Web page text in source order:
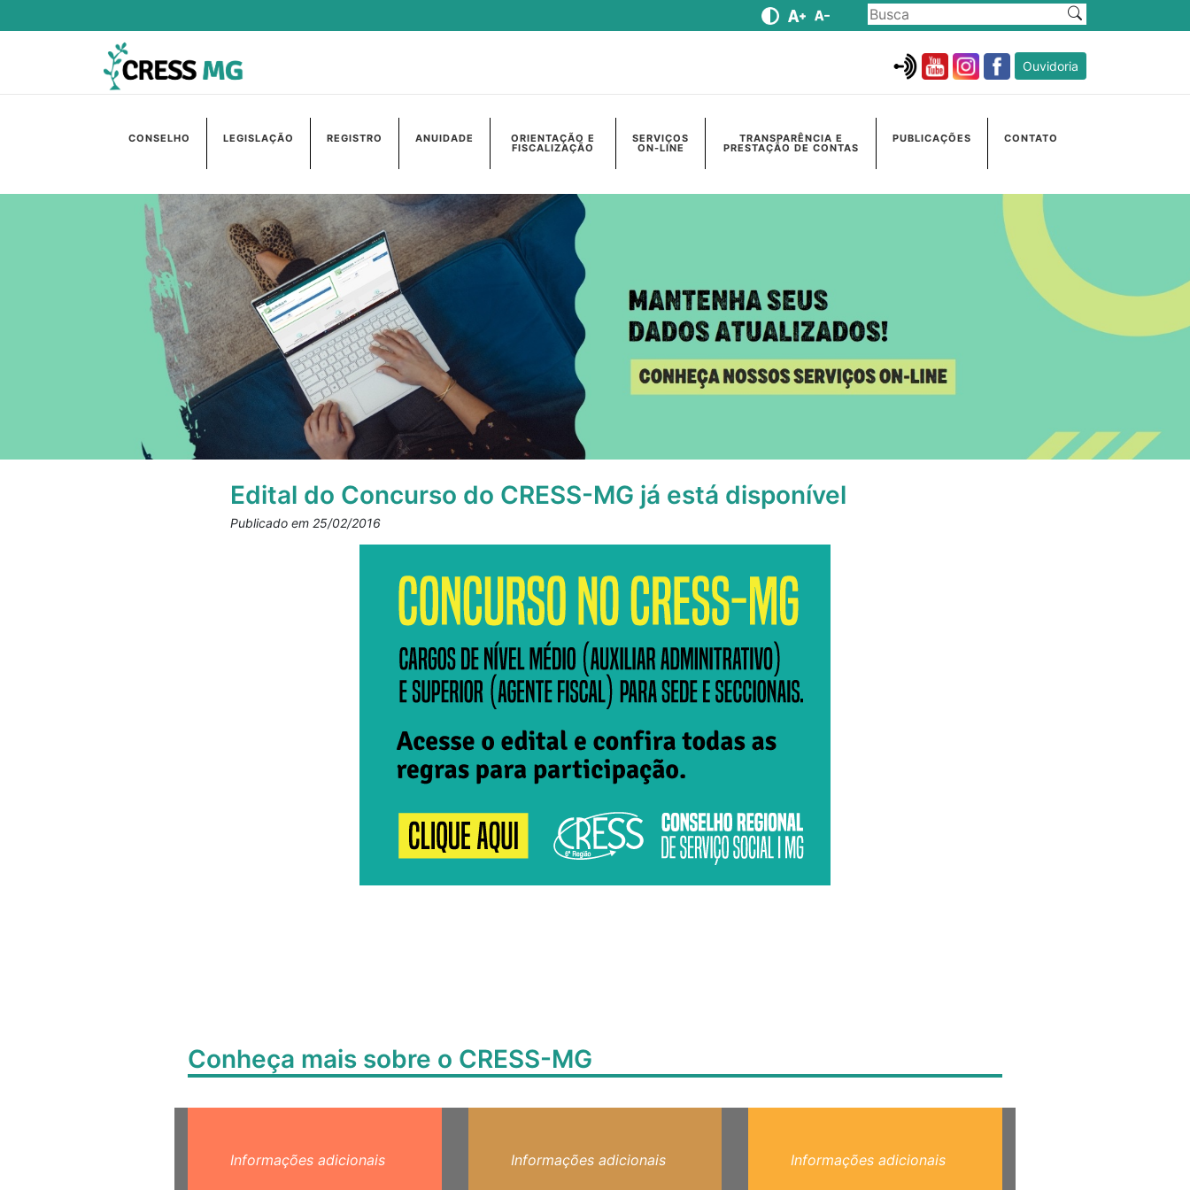
Ouvidoria
CONSELHO LEGISLAÇÃO REGISTRO ANUIDADE ORIENTAÇÃO E
FISCALIZAÇÃO
SERVIÇOS
ON-LINE
TRANSPARÊNCIA E
PRESTAÇÃO DE CONTAS
PUBLICAÇÕES CONTATO
Edital do Concurso do CRESS-MG já está disponível
Publicado em 25/02/2016
Conheça mais sobre o CRESS-MG
Informações adicionais Informações adicionais Informações adicionais